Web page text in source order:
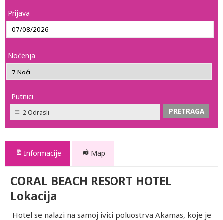
Prijava
Noćenja
Putnici
2 Odrasli
Informacije Map
CORAL BEACH RESORT HOTEL
Lokacija
Hotel se nalazi na samoj ivici poluostrva Akamas, koje je